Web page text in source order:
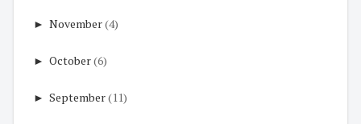
► November(4)
► October(6)
► September(11)